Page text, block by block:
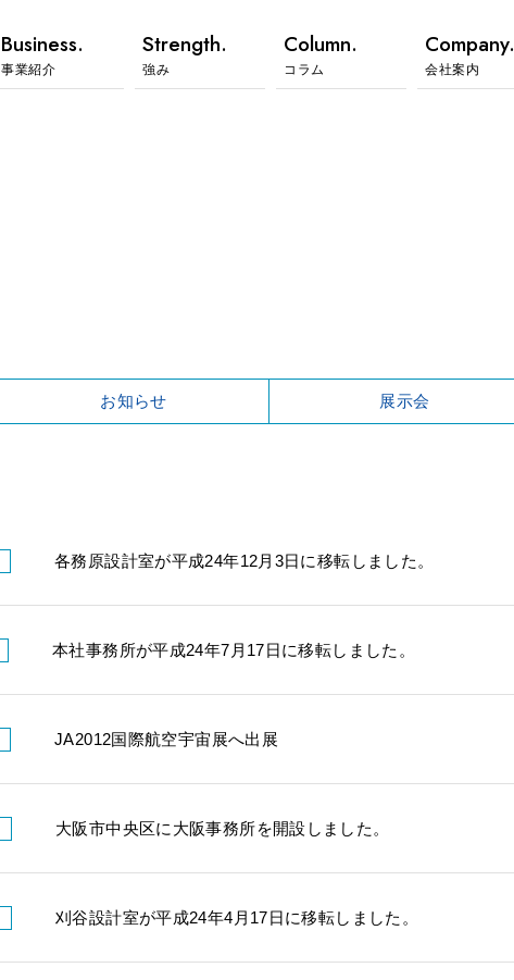
Business.
事業紹介
Strength.
強み
Column.
コラム
Company.
会社案内
お知らせ 展示会
各務原設計室が平成24年12月3日に移転しました。
本社事務所が平成24年7月17日に移転しました。
JA2012国際航空宇宙展へ出展
大阪市中央区に大阪事務所を開設しました。
刈谷設計室が平成24年4月17日に移転しました。